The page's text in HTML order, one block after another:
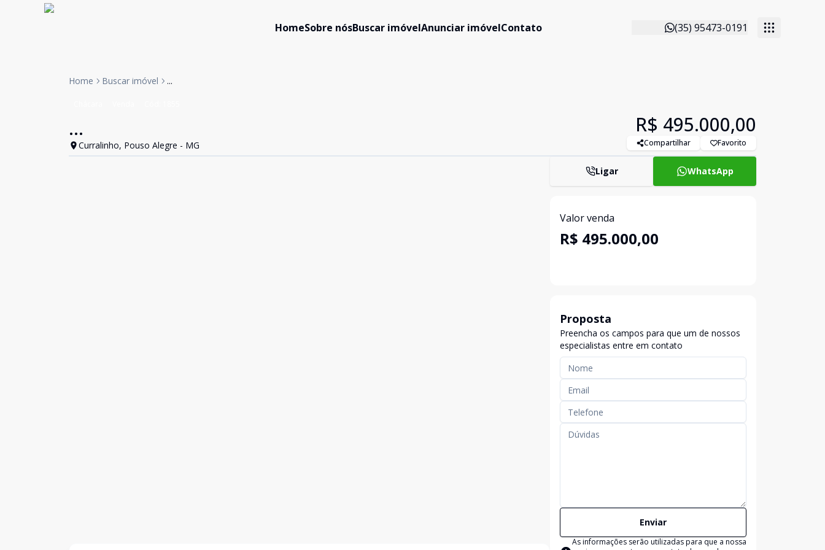
HomeSobre nósBuscar imóvelAnunciar imóvelContato (35) 95473-0191
Home Buscar imóvel ...
...
Curralinho, Pouso Alegre - MG
R$ 495.000,00
Compartilhar Favorito
Ligar WhatsApp
Valor venda
R$ 495.000,00
Proposta
Preencha os campos para que um de nossos
especialistas entre em contato
Enviar
As informações serão utilizadas para que a nossa